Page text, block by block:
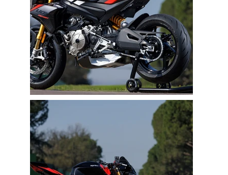
27
Years of Experience